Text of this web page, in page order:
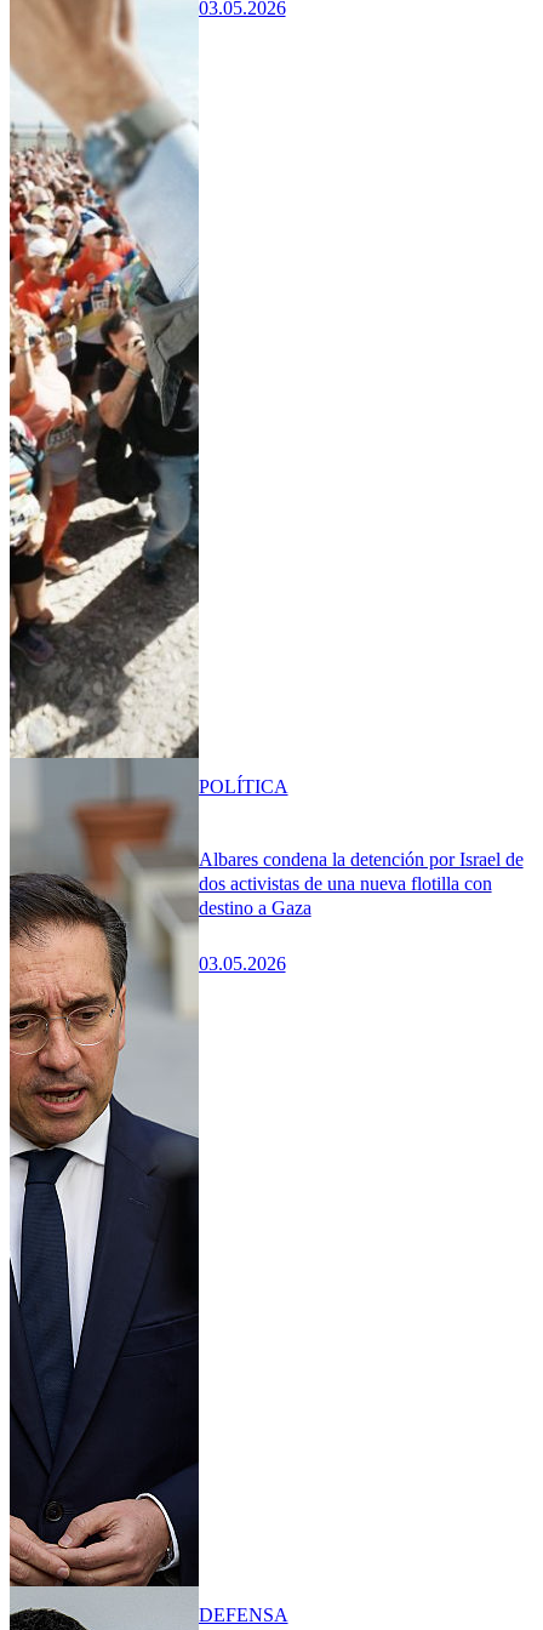
03.05.2026
Albares condena la detención por Israel de
dos activistas de una nueva flotilla con
destino a Gaza
03.05.2026
POLÍTICA
DEFENSA